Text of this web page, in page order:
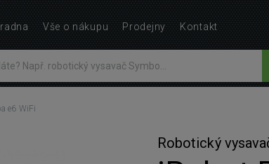
e6 WiFi
Robotický
Vše o nákupu Prodejny Kontakt